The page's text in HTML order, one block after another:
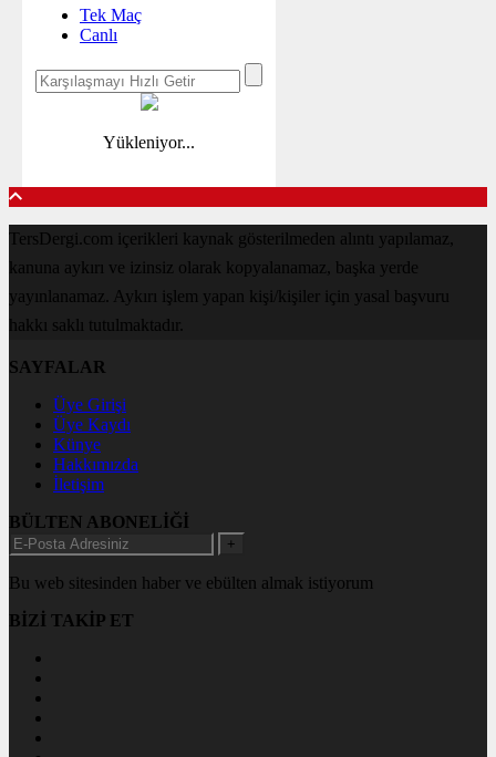
Tek Maç
Canlı
Yükleniyor...
TersDergi.com içerikleri kaynak gösterilmeden alıntı yapılamaz,
kanuna aykırı ve izinsiz olarak kopyalanamaz, başka yerde
yayınlanamaz. Aykırı işlem yapan kişi/kişiler için yasal başvuru
hakkı saklı tutulmaktadır.
SAYFALAR
Üye Girişi
Üye Kaydı
Künye
Hakkımızda
İletişim
BÜLTEN ABONELİĞİ
+
Bu web sitesinden haber ve ebülten almak istiyorum
BİZİ TAKİP ET